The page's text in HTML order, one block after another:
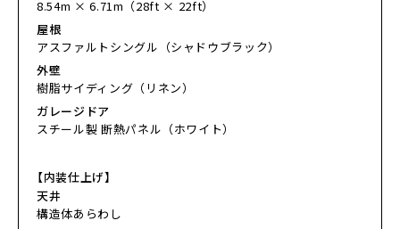
8.54m × 6.71m（28ft × 22ft）
屋根
アスファルトシングル（シャドウブラック）
外壁
樹脂サイディング（リネン）
ガレージドア
スチール製 断熱パネル（ホワイト）
【内装仕上げ】
天井
構造体あらわし